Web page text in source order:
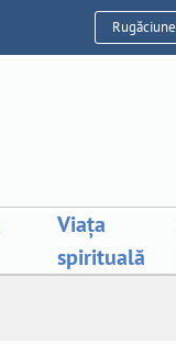
Rugăciune
Viața
spirituală